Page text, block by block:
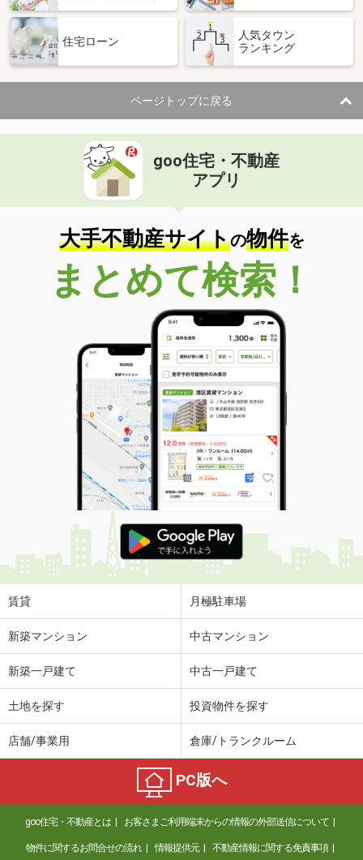
住宅ローン
人気タウン
ランキング
ページトップに戻る
goo住宅・不動産
アプリ
大手不動産サイトの物件を
まとめて検索！
賃貸 月極駐車場
新築マンション 中古マンション
新築一戸建て 中古一戸建て
土地を探す 投資物件を探す
店舗/事業用 倉庫/トランクルーム
PC版へ
goo住宅・不動産とは お客さまご利用端末からの情報の外部送信について
物件に関するお問合せの流れ 情報提供元 不動産情報に関する免責事項